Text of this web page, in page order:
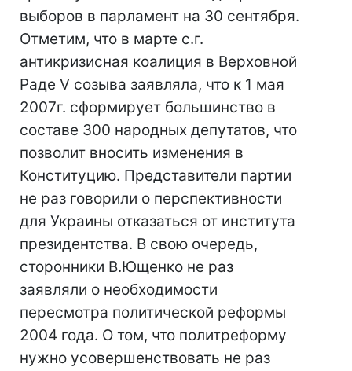
выборов в парламент на 30 сентября.
Отметим, что в марте с.г.
антикризисная коалиция в Верховной
Раде V созыва заявляла, что к 1 мая
2007г. сформирует большинство в
составе 300 народных депутатов, что
позволит вносить изменения в
Конституцию. Представители партии
не раз говорили о перспективности
для Украины отказаться от института
президентства. В свою очередь,
сторонники В.Ющенко не раз
заявляли о необходимости
пересмотра политической реформы
2004 года. О том, что политреформу
нужно усовершенствовать не раз